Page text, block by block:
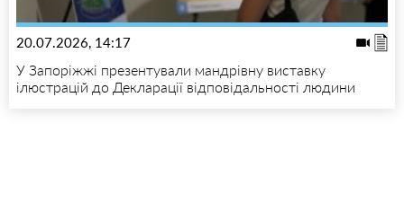
20.07.2026, 14:17
У Запоріжжі презентували мандрівну виставку
ілюстрацій до Декларації відповідальності людини